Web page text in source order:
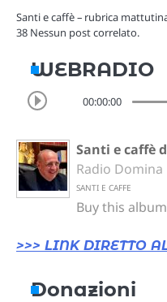
Santi e caffè – rubrica
38 Nessun post correlato.
WEBRADIO
00:00:00
Santi e caffè
Radio
SANTI E CAFFE
Buy this album
>>> LINK DIRETTO
Donazioni